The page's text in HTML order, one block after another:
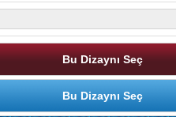
Bu Dizaynı Seç
Bu Dizaynı Seç